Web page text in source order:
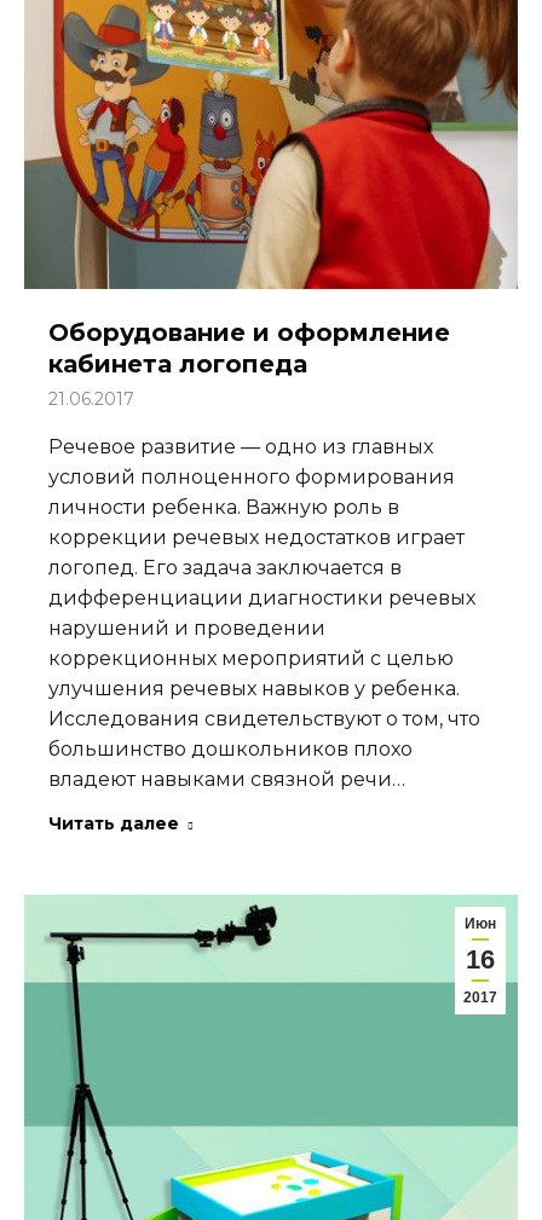
Оборудование и оформление
кабинета логопеда
21.06.2017
Речевое развитие — одно из главных
условий полноценного формирования
личности ребенка. Важную роль в
коррекции речевых недостатков играет
логопед. Его задача заключается в
дифференциации диагностики речевых
нарушений и проведении
коррекционных мероприятий с целью
улучшения речевых навыков у ребенка.
Исследования свидетельствуют о том, что
большинство дошкольников плохо
владеют навыками связной речи…
Читать далее
Июн
16
2017